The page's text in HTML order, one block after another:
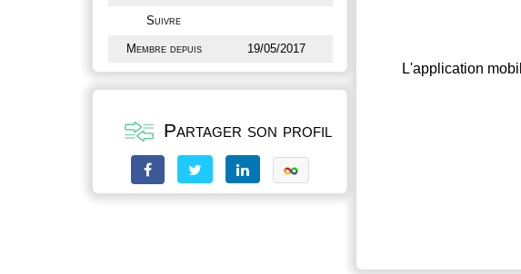
Suivre
Membre depuis 19/05/2017
Partager son profil
L'application